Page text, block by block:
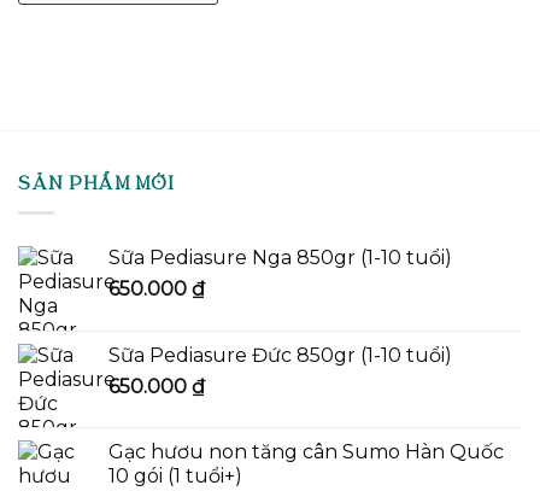
SẢN PHẨM MỚI
Sữa Pediasure Nga 850gr (1-10 tuổi)
650.000 ₫
Sữa Pediasure Đức 850gr (1-10 tuổi)
650.000 ₫
Gạc hươu non tăng cân Sumo Hàn Quốc
10 gói (1 tuổi+)